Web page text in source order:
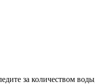
за количеством